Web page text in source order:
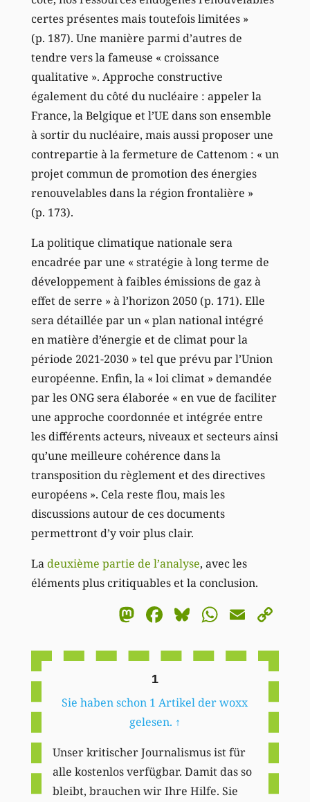
certes présentes mais toutefois limitées »
(p. 187). Une manière parmi d’autres de
tendre vers la fameuse « croissance
qualitative ». Approche constructive
également du côté du nucléaire : appeler la
France, la Belgique et l’UE dans son ensemble
à sortir du nucléaire, mais aussi proposer une
contrepartie à la fermeture de Cattenom : « un
projet commun de promotion des énergies
renouvelables dans la région frontalière »
(p. 173).
La politique climatique nationale sera
encadrée par une « stratégie à long terme de
développement à faibles émissions de gaz à
effet de serre » à l’horizon 2050 (p. 171). Elle
sera détaillée par un « plan national intégré
en matière d’énergie et de climat pour la
période 2021-2030 » tel que prévu par l’Union
européenne. Enfin, la « loi climat » demandée
par les ONG sera élaborée « en vue de faciliter
une approche coordonnée et intégrée entre
les différents acteurs, niveaux et secteurs ainsi
qu’une meilleure cohérence dans la
transposition du règlement et des directives
européens ». Cela reste flou, mais les
discussions autour de ces documents
permettront d’y voir plus clair.
Ladeuxième partie de l’analyse, avec les
éléments plus critiquables et la conclusion.
Mastodon
Facebook
BlueskyEmail
1
Sie haben schon 1 Artikel der woxx
gelesen. ↑
Unser kritischer Journalismus ist für
alle kostenlos verfügbar. Damit das so
bleibt, brauchen wir Ihre Hilfe. Sie